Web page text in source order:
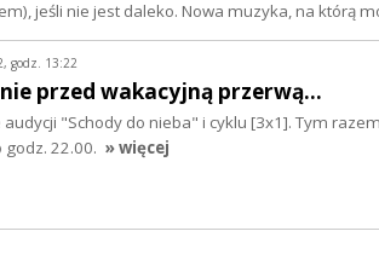
jeśli nie jest daleko. Nowa muzyka, na którą
godz. 13:22
przed wakacyjną przerwą...
"Schody do nieba" i cyklu [3x1]. Tym
godz. 22.00. » więcej